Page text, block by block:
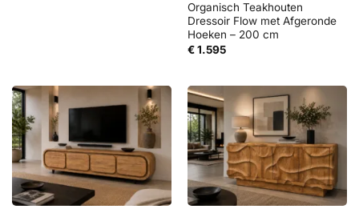
Organisch Teakhouten
Dressoir Flow met Afgeronde
Hoeken – 200 cm
€1.595